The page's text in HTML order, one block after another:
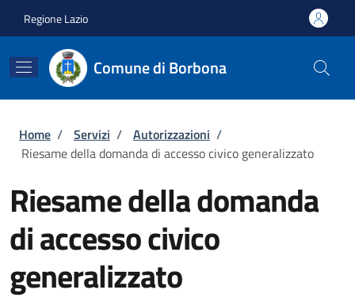
Regione Lazio
Comune di Borbona
Briciole di pane
Home / Servizi / Autorizzazioni /
Riesame della domanda di accesso civico generalizzato
Riesame della domanda
di accesso civico
generalizzato